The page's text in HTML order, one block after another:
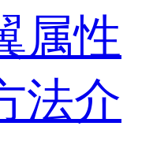
属性
法介